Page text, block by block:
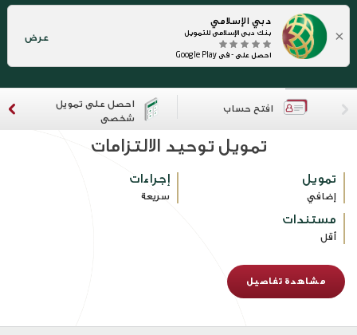
×
دبي الإسلامي
بنك دبي الإسلامي للتمويل
احصل على - في Google Play
عرض
افتح حساب
احصل على تمويل
شخصي
تمويل توحيد الالتزامات
تمويل
إضافي
إجراءات
سريعة
مستندات
أقل
مشاهدة تفاصيل